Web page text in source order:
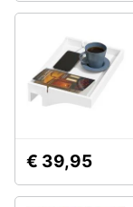
€ 39,95